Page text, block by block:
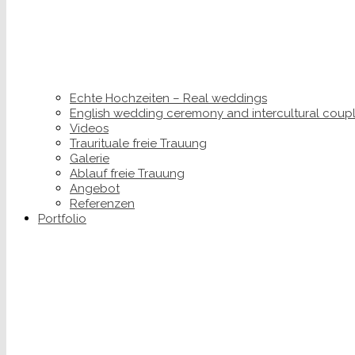
Echte Hochzeiten – Real weddings
English wedding ceremony and intercultural
Videos
Traurituale freie Trauung
Galerie
Ablauf freie Trauung
Angebot
Referenzen
Portfolio